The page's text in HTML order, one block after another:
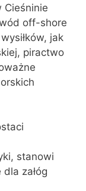
Cieśninie
off-shore
jak
piractwo
stanowi
załóg